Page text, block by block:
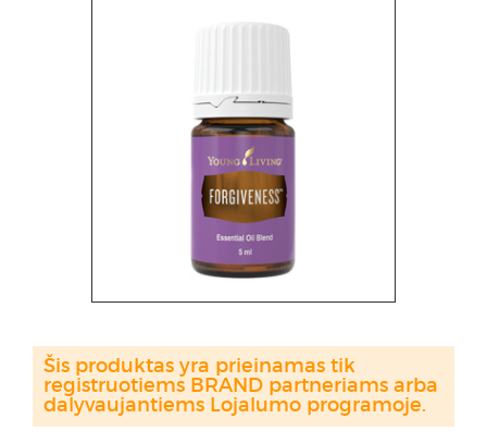
Šis produktas yra prieinamas tik
registruotiems BRAND partneriams arba
dalyvaujantiems Lojalumo programoje.